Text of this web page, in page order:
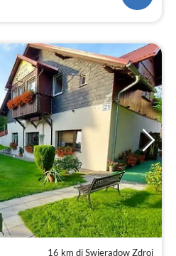
16 km di Swieradow Zdroj